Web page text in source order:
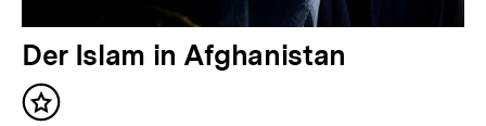
Der Islam in Afghanistan
Inhalt